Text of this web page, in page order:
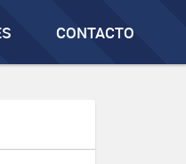
CONTACTO